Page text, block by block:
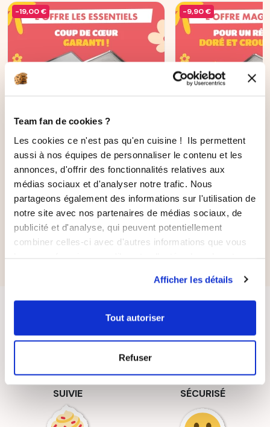
Team fan de cookies ?
Les cookies ce n'est pas qu'en cuisine ! Ils permettent
aussi à nos équipes de personnaliser le contenu et les
annonces, d'offrir des fonctionnalités relatives aux
médias sociaux et d'analyser notre trafic. Nous
partageons également des informations sur l'utilisation de
notre site avec nos partenaires de médias sociaux, de
publicité et d'analyse, qui peuvent potentiellement
combiner celles-ci avec d'autres informations que vous
Afficher les détails
Tout autoriser
Refuser
-19,00 €
Les incontournables :
Moule 5 cakes longs
Ohra®
87avis
131,70 €
112,70 €
AJOUTER AU PANIER
-9,90 €
OFFRE
83,60 €
73,70 €
SUIVIE
SÉCURISÉ